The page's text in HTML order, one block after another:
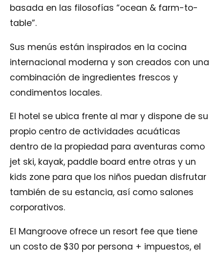
basada en las filosofías “ocean & farm-to-
table”.
Sus menús están inspirados en la cocina
internacional moderna y son creados con una
combinación de ingredientes frescos y
condimentos locales.
El hotel se ubica frente al mar y dispone de su
propio centro de actividades acuáticas
dentro de la propiedad para aventuras como
jet ski, kayak, paddle board entre otras y un
kids zone para que los niños puedan disfrutar
también de su estancia, así como salones
corporativos.
El Mangroove ofrece un resort fee que tiene
un costo de $30 por persona + impuestos, el